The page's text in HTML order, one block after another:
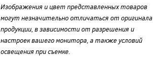
Изображения и цвет представленных товаров
могут незначительно отличаться от оригинала
продукции, в зависимости от разрешения и
настроек вашего монитора, а также условий
освещения при съемке.